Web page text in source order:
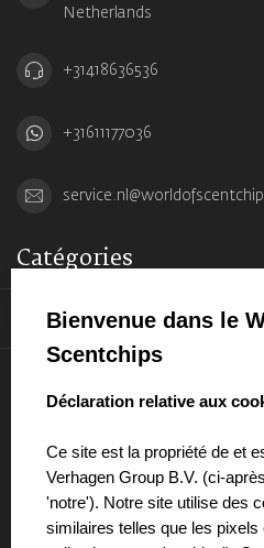
Netherlands
+31418636536
+31611177036
Catégories
Informations
Bienvenue dans le
Scentchips
select language
Déclaration relative aux
Ce site est la propriété de et
Verhagen Group B.V. (ci-
'notre'). Notre site utilise des
similaires telles que les